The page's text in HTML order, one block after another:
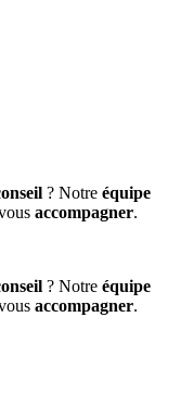
? Notre équipe
accompagner.
? Notre équipe
accompagner.